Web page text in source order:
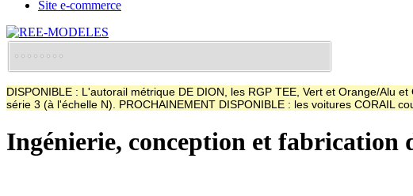
Site e-commerce
DISPONIBLE : L'autorail métrique DE DION, les RGP TEE, Vert et Orange/Alu
série 3 (à l'échelle N). PROCHAINEMENT DISPONIBLE : les voitures CORAIL
Ingénierie, conception et fabrication